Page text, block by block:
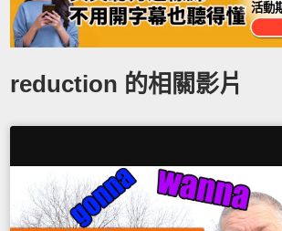
活動
reduction 的相關影片